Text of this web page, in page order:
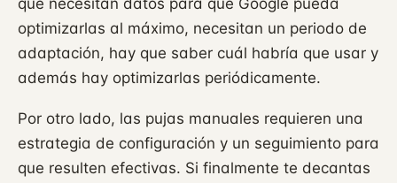
que necesitan datos para que Google pueda
optimizarlas al máximo, necesitan un periodo de
adaptación, hay que saber cuál habría que usar y
además hay optimizarlas periódicamente.
Por otro lado, las pujas manuales requieren una
estrategia de configuración y un seguimiento para
que resulten efectivas. Si finalmente te decantas